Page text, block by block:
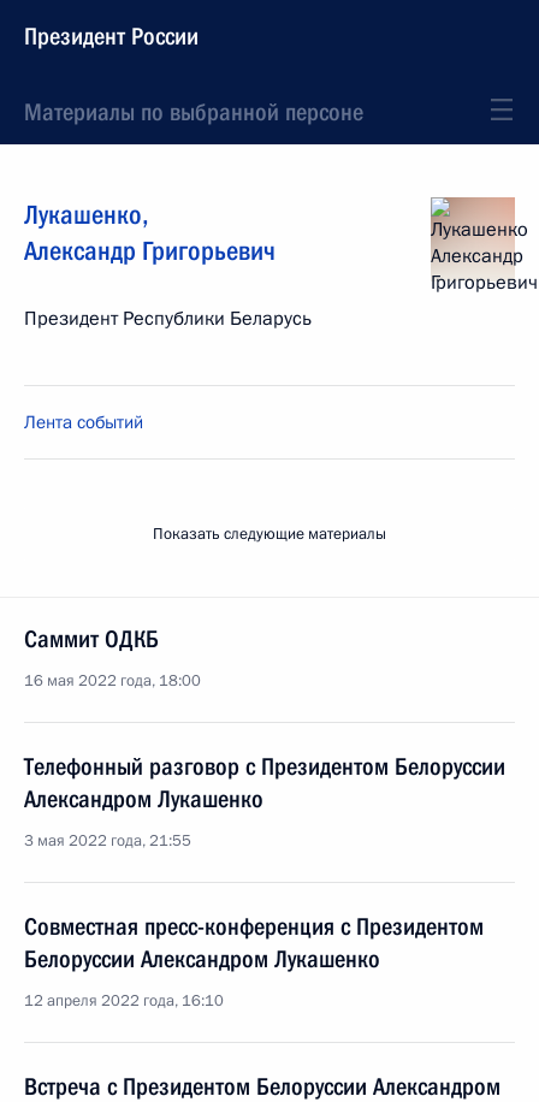
Президент России
Материалы по выбранной персоне
Лукашенко,
Александр Григорьевич
Президент Республики Беларусь
Лента событий
Показать следующие материалы
Саммит ОДКБ
16 мая 2022 года, 18:00
Телефонный разговор с Президентом Белоруссии
Александром Лукашенко
3 мая 2022 года, 21:55
Совместная пресс-конференция с Президентом
Белоруссии Александром Лукашенко
12 апреля 2022 года, 16:10
Встреча с Президентом Белоруссии Александром